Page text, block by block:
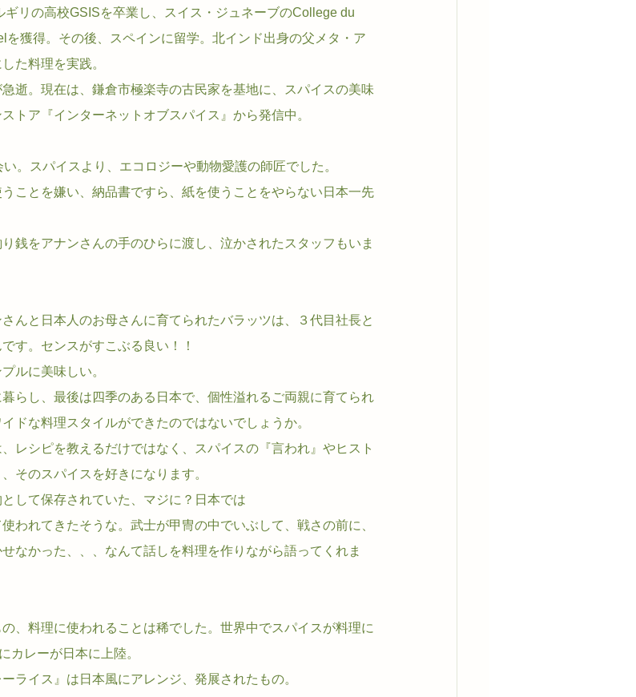
リの高校GSISを卒業し、スイス・ジュネーブのCollege du
を獲得。その後、スペインに留学。北インド出身の父メタ・ア
た料理を実践。
逝。現在は、鎌倉市極楽寺の古民家を基地に、スパイスの美味
トア『インターネットオブスパイス』から発信中。
。スパイスより、エコロジーや動物愛護の師匠でした。
ことを嫌い、納品書ですら、紙を使うことをやらない日本一先
銭をアナンさんの手のひらに渡し、泣かされたスタッフもいま
んと日本人のお母さんに育てられたバラッツは、３代目社長と
す。センスがすこぶる良い！！
ルに美味しい。
らし、最後は四季のある日本で、個性溢れるご両親に育てられ
ドな料理スタイルができたのではないでしょうか。
レシピを教えるだけではなく、スパイスの『言われ』やヒスト
そのスパイスを好きになります。
して保存されていた、マジに？日本では
われてきたそうな。武士が甲冑の中でいぶして、戦さの前に、
なかった、、、なんて話しを料理を作りながら語ってくれま
、料理に使われることは稀でした。世界中でスパイスが料理に
カレーが日本に上陸。
ライス』は日本風にアレンジ、発展されたもの。